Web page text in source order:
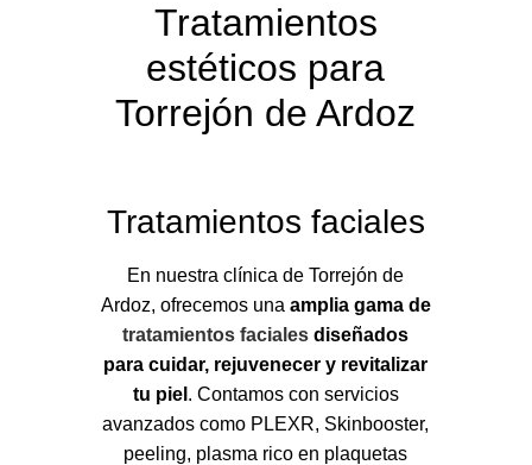
Tratamientos
estéticos para
Torrejón de Ardoz
Tratamientos faciales
En nuestra clínica de Torrejón de
Ardoz, ofrecemos una amplia gama de
tratamientos faciales diseñados
para cuidar, rejuvenecer y revitalizar
tu piel . Contamos con servicios
avanzados como PLEXR, Skinbooster,
peeling, plasma rico en plaquetas